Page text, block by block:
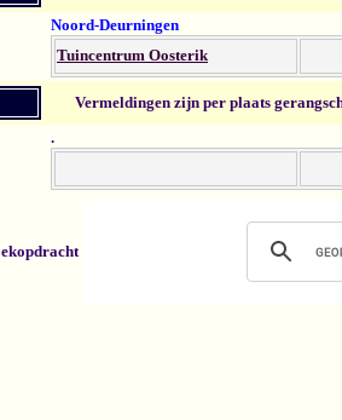
Noord-Deurningen
Tuincentrum Oosterik
Vermeldingen zijn per plaats
.